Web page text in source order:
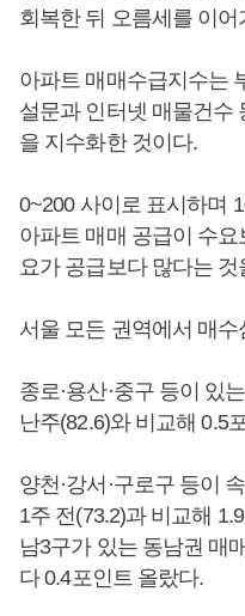
회복한 뒤 오름세를 이어
아파트 매매수급지수는
설문과 인터넷 매물건수
을 지수화한 것이다.
0~200 사이로 표시하며
아파트 매매 공급이 수
요가 공급보다 많다는 것
서울 모든 권역에서 매
종로·용산·중구 등이 있
난주(82.6)와 비교해 0.5
양천·강서·구로구 등이
1주 전(73.2)과 비교해
남3구가 있는 동남권 매
다 0.4포인트 올랐다.